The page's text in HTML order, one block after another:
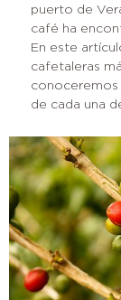
puerto de
café ha
En este
cafetaleras
conoceremos
de cada una